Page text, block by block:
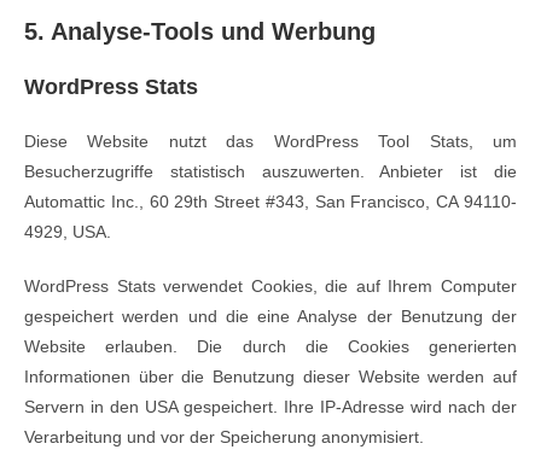
5. Analyse-Tools und Werbung
WordPress Stats
Diese Website nutzt das WordPress Tool Stats, um
Besucherzugriffe statistisch auszuwerten. Anbieter ist die
Automattic Inc., 60 29th Street #343, San Francisco, CA 94110-
4929, USA.
WordPress Stats verwendet Cookies, die auf Ihrem Computer
gespeichert werden und die eine Analyse der Benutzung der
Website erlauben. Die durch die Cookies generierten
Informationen über die Benutzung dieser Website werden auf
Servern in den USA gespeichert. Ihre IP-Adresse wird nach der
Verarbeitung und vor der Speicherung anonymisiert.